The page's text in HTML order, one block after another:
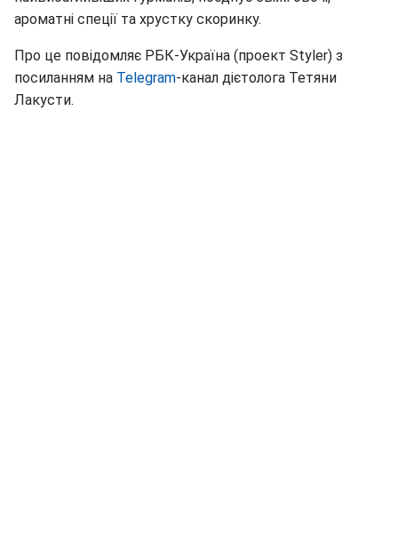
ароматні спеції та хрустку скоринку.
Про це повідомляє РБК-Україна (проект Styler) з
посиланням на Telegram-канал дієтолога Тетяни
Лакусти.